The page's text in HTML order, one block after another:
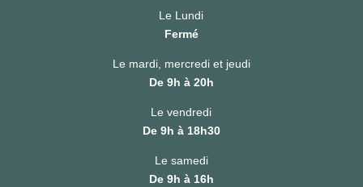
Le Lundi
Fermé
Le mardi, mercredi et jeudi
De 9h à 20h
Le vendredi
De 9h à 18h30
Le samedi
De 9h à 16h